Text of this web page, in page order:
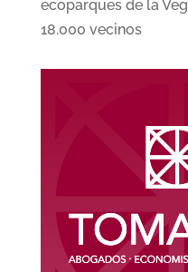
ecoparques de la
18.000 vecinos